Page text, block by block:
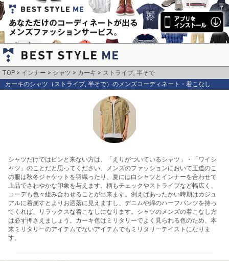
TOP インナー シャツ カーキ
ストライプ, 半そで
カーキのシャツ（ストライプ, 半そで）のメンズコーディネート・着こなし
シャツだけではピンと来ない方は、「えりがついているシャツ」・「ワイシ
ャツ」のことだと思ってください。メンズのファッションにおいて王道のこ
の服は秋冬ジャケットを羽織ったり、夏には白シャツとインナーを合わせて
上品でさわやかな印象を与えます。柄もチェックやストライプなど幅広く、
コーデも色々組み合わせることが出来ます。例えばあったかい時期はカジュ
アルに着崩すとよりお洒落に見えますし、デニムや綿のハーフパンツを持っ
てくれば、リラックスな着こなしになります。シャツのメンズの着こなし方
は必ず押さえましょう。カーキ色はミリタリーでよく見られる色のため、本
来ミリタリーのアイテムでないアイテムでもミリタリーテイストになりま
す。